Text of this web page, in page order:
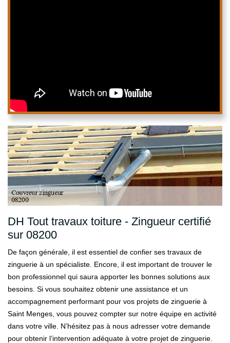
DH Tout travaux toiture - Zingueur certifié
sur 08200
De façon générale, il est essentiel de confier ses travaux de
zinguerie à un spécialiste. Encore, il est important de trouver le
bon professionnel qui saura apporter les bonnes solutions aux
besoins. Si vous souhaitez obtenir une assistance et un
accompagnement performant pour vos projets de zinguerie à
Saint Menges, vous pouvez compter sur notre équipe en activité
dans votre ville. N’hésitez pas à nous adresser votre demande
pour obtenir l’intervention adéquate à votre projet de zinguerie.